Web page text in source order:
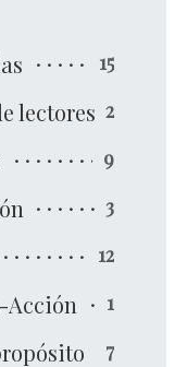
15
lectores 2
9
3
12
1
7